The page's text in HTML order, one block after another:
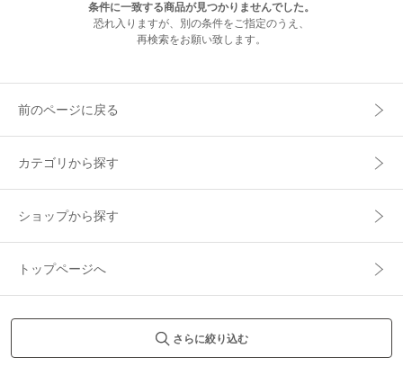
条件に一致する商品が見つかりませんでした。
恐れ入りますが、別の条件をご指定のうえ、
再検索をお願い致します。
前のページに戻る
カテゴリから探す
ショップから探す
トップページへ
さらに絞り込む